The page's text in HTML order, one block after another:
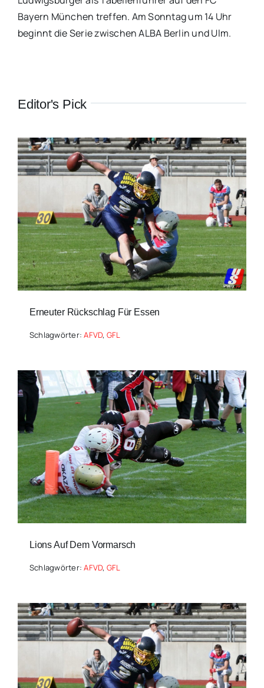
Bayern München treffen. Am Sonntag um 14 Uhr
beginnt die Serie zwischen ALBA Berlin und Ulm.
Editor's Pick
Erneuter Rückschlag Für Essen
Schlagwörter:AFVD, GFL
Lions Auf Dem Vormarsch
Schlagwörter:AFVD, GFL